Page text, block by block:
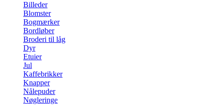
Billeder
Blomster
Bogmærker
Bordløber
Broderi til låg
Dyr
Etuier
Jul
Kaffebrikker
Knapper
Nålepuder
Nøgleringe